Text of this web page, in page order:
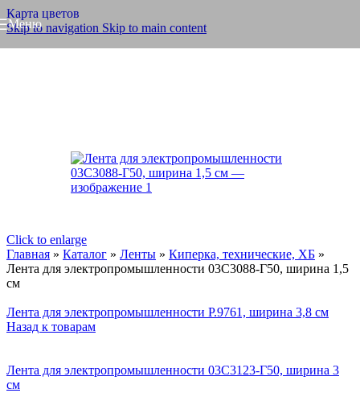
Карта цветов
Skip to navigation Skip to main content
Меню
Click to enlarge
Главная » Каталог » Ленты » Киперка, технические, ХБ »
Лента для электропромышленности 03С3088-Г50, ширина 1,5
см
Лента для электропромышленности Р.9761, ширина 3,8 см
Назад к товарам
Лента для электропромышленности 03С3123-Г50, ширина 3
см